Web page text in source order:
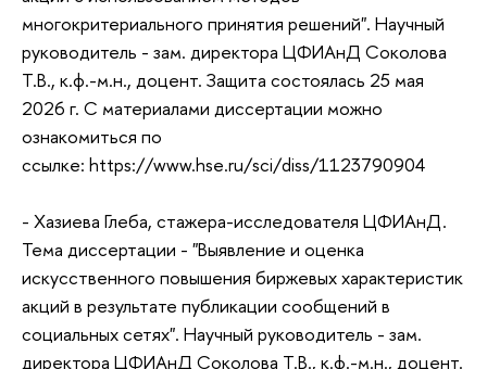
многокритериального принятия решений". Научный
руководитель - зам. директора ЦФИАнД Соколова
Т.В., к.ф.-м.н., доцент. Защита состоялась 25 мая
2026 г. С материалами диссертации можно
ознакомиться по
ссылке: https://www.hse.ru/sci/diss/1123790904
- Хазиева Глеба, стажера-исследователя ЦФИАнД.
Тема диссертации - "Выявление и оценка
искусственного повышения биржевых характеристик
акций в результате публикации сообщений в
социальных сетях". Научный руководитель - зам.
директора ЦФИАнД Соколова Т.В., к.ф.-м.н., доцент.